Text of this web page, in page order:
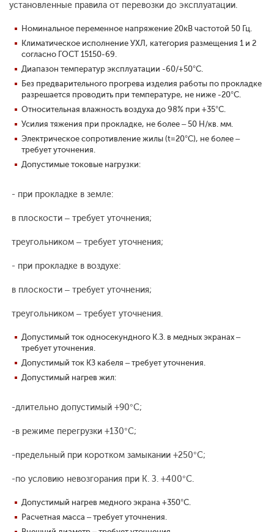
установленные правила от перевозки до эксплуатации.
Номинальное переменное напряжение 20кВ частотой 50 Гц.
Климатическое исполнение УХЛ, категория размещения 1 и 2
согласно ГОСТ 15150-69.
Диапазон температур эксплуатации -60/+50°С.
Без предварительного прогрева изделия работы по прокладке
разрешается проводить при температуре, не ниже -20°С.
Относительная влажность воздуха до 98% при +35°С.
Усилия тяжения при прокладке, не более – 50 Н/кв. мм.
Электрическое сопротивление жилы (t=20°С), не более –
требует уточнения.
Допустимые токовые нагрузки:
- при прокладке в земле:
в плоскости – требует уточнения;
треугольником – требует уточнения;
- при прокладке в воздухе:
в плоскости – требует уточнения;
треугольником – требует уточнения.
Допустимый ток односекундного К.З. в медных экранах –
требует уточнения.
Допустимый ток КЗ кабеля – требует уточнения.
Допустимый нагрев жил:
-длительно допустимый +90°С;
-в режиме перегрузки +130°С;
-предельный при коротком замыкании +250°С;
-по условию невозгорания при К. З. +400°С.
Допустимый нагрев медного экрана +350°С.
Расчетная масса – требует уточнения.